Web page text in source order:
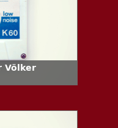
Völker